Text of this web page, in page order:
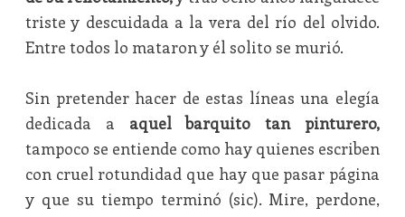
triste y descuidada a la vera del río del olvido.
Entre todos lo mataron y él solito se murió.
Sin pretender hacer de estas líneas una elegía
dedicada a aquel barquito tan pinturero,
tampoco se entiende como hay quienes escriben
con cruel rotundidad que hay que pasar página
y que su tiempo terminó (sic). Mire, perdone,